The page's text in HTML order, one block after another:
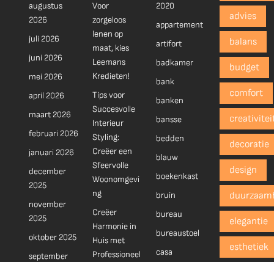
augustus
2026
juli 2026
juni 2026
mei 2026
april 2026
maart 2026
februari 2026
januari 2026
december
2025
november
2025
oktober 2025
september
Voor
zorgeloos
lenen op
maat, kies
Leemans
Kredieten!
Tips voor
Succesvolle
Interieur
Styling:
Creëer een
Sfeervolle
Woonomgevi
ng
Creëer
Harmonie in
Huis met
Professioneel
2020
appartement
artifort
badkamer
bank
banken
bansse
bedden
blauw
boekenkast
bruin
bureau
bureaustoel
casa
advies
balans
budget
comfort
decoratie
design
elegantie
esthetiek